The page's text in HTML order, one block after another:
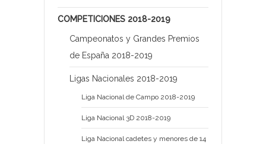
COMPETICIONES 2018-2019
Campeonatos y Grandes Premios
de España 2018-2019
Ligas Nacionales 2018-2019
Liga Nacional de Campo 2018-2019
Liga Nacional 3D 2018-2019
Liga Nacional cadetes y menores de 14